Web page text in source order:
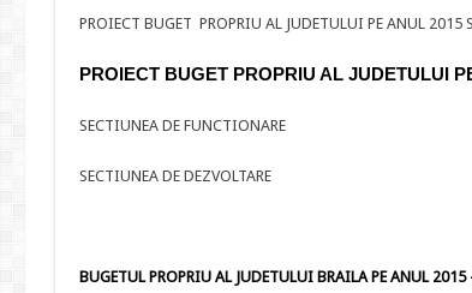
PROIECT BUGET PROPRIU AL JUDETULUI PE ANUL
PROIECT BUGET PROPRIU AL JUDETULUI
SECTIUNEA DE FUNCTIONARE
SECTIUNEA DE DEZVOLTARE
BUGETUL PROPRIU AL JUDETULUI BRAILA PE ANUL